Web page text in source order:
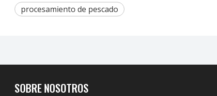
procesamiento de pescado
SOBRE NOSOTROS